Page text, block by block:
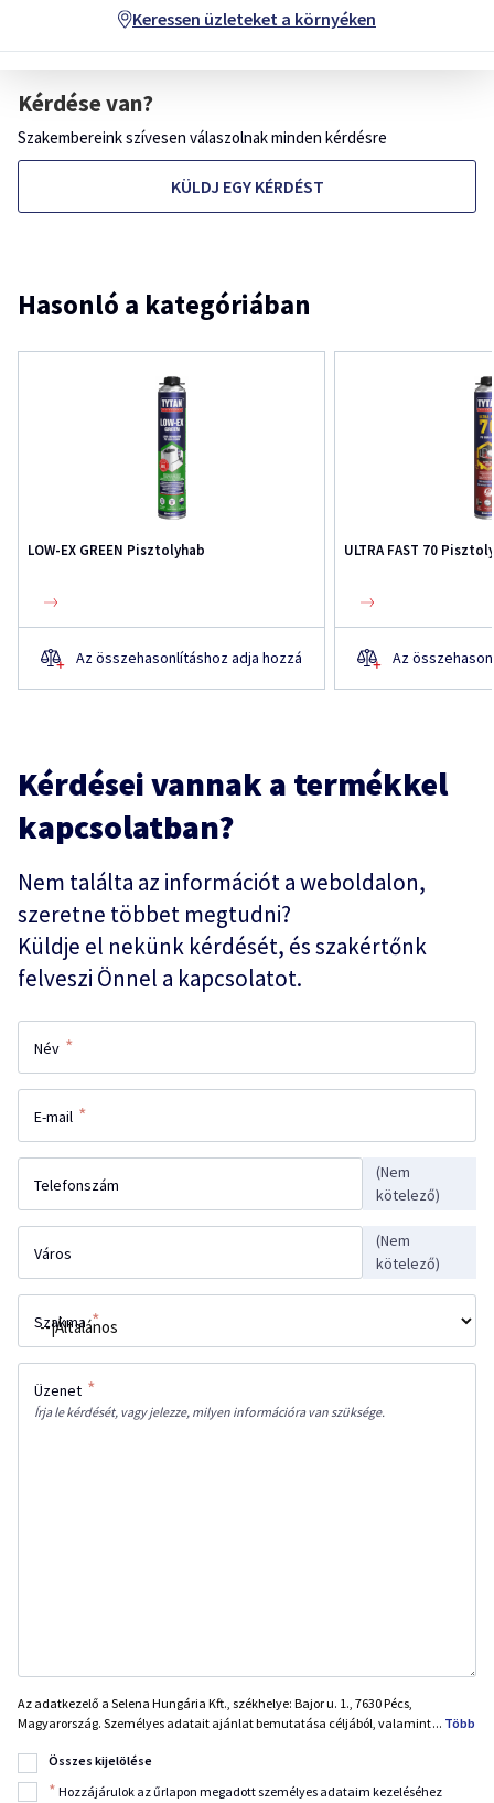
Keressen üzleteket a környéken
Kérdése van?
Szakembereink szívesen válaszolnak minden kérdésre
KÜLDJ EGY KÉRDÉST
Hasonló a kategóriában
LOW-EX GREEN Pisztolyhab
Az összehasonlításhoz adja hozzá
ULTRA FAST 70
Az
Kérdései vannak a termékkel
kapcsolatban?
Nem találta az információt a weboldalon,
szeretne többet megtudni?
Küldje el nekünk kérdését, és szakértőnk
felveszi Önnel a kapcsolatot.
Név *
E-mail *
Telefonszám
(Nem
kötelező)
Város
(Nem
kötelező)
Szakma *
Üzenet *
Írja le kérdését, vagy jelezze, milyen információra van szüksége.
Az adatkezelő a Selena Hungária Kft., székhelye: Bajor u. 1., 7630 Pécs,
Magyarország. Személyes adatait ajánlat bemutatása céljából, valamint... Több
Összes kijelölése
* Hozzájárulok az űrlapon megadott személyes adataim kezeléséhez